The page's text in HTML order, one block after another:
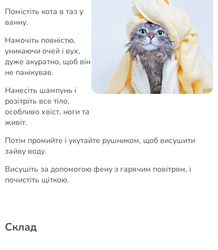
Помістіть кота в таз у
ванну.
Намочіть повністю,
уникаючи очей і вух,
дуже акуратно, щоб він
не панікував.
Нанесіть шампунь і
розітріть все тіло,
особливо хвіст, ноги та
живіт.
Потім промийте і укутайте рушником, щоб висушити
зайву воду.
Висушіть за допомогою фену з гарячим повітрям, і
почистіть щіткою.
Cклад